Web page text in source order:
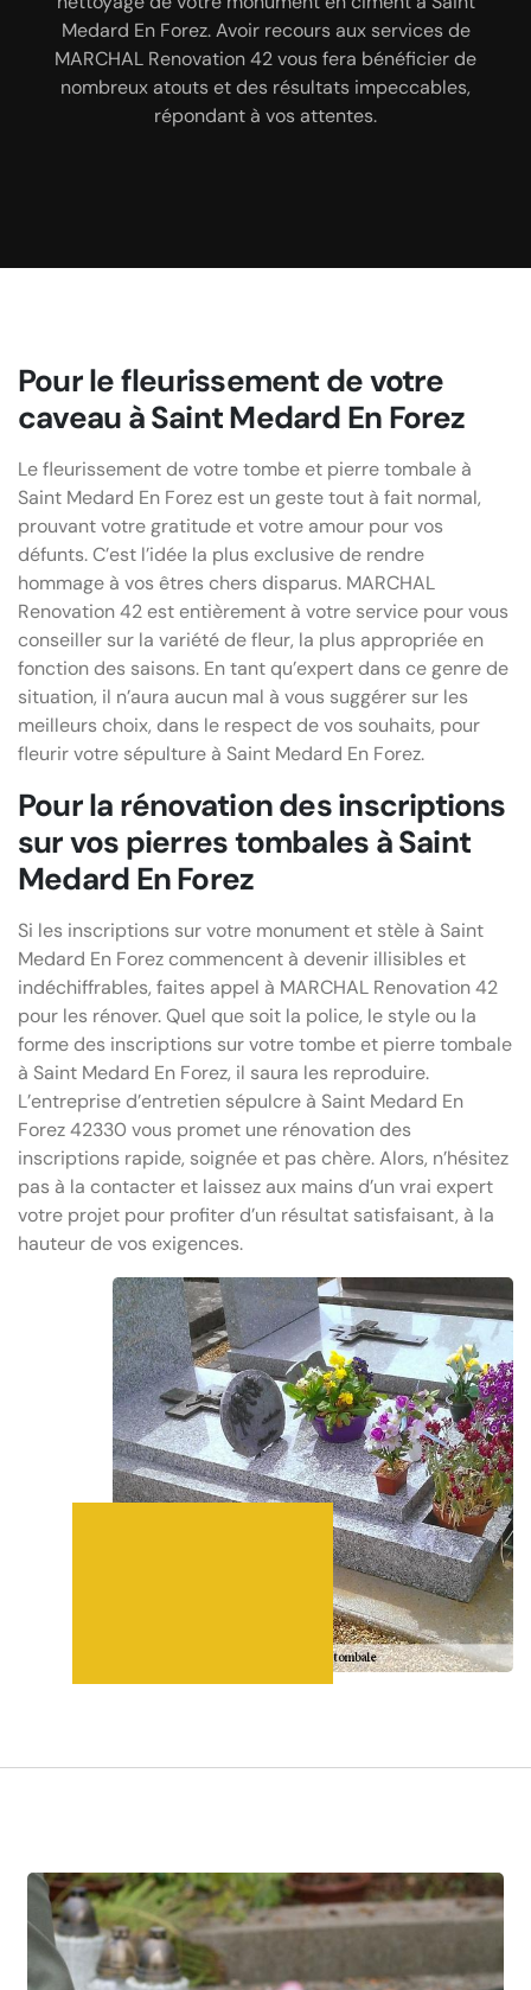
Medard En Forez. Avoir recours aux services de
MARCHAL Renovation 42 vous fera bénéficier de
nombreux atouts et des résultats impeccables,
répondant à vos attentes.
pose de bougie, rénovation de la peinture,
ramassage des feuilles mortes, rénovation des
inscriptions à Saint Medard En Forez… et comment
faire pour évoluer le tarif en votre faveur.
votre cimetière. Devis et déplacements sont offerts
!
Pour le fleurissement de votre
caveau à Saint Medard En Forez
Le fleurissement de votre tombe et pierre tombale à
Saint Medard En Forez est un geste tout à fait normal,
prouvant votre gratitude et votre amour pour vos
défunts. C’est l’idée la plus exclusive de rendre
hommage à vos êtres chers disparus. MARCHAL
Renovation 42 est entièrement à votre service pour vous
conseiller sur la variété de fleur, la plus appropriée en
fonction des saisons. En tant qu’expert dans ce genre de
situation, il n’aura aucun mal à vous suggérer sur les
meilleurs choix, dans le respect de vos souhaits, pour
fleurir votre sépulture à Saint Medard En Forez.
Pour la rénovation des inscriptions
sur vos pierres tombales à Saint
Medard En Forez
Si les inscriptions sur votre monument et stèle à Saint
Medard En Forez commencent à devenir illisibles et
indéchiffrables, faites appel à MARCHAL Renovation 42
pour les rénover. Quel que soit la police, le style ou la
forme des inscriptions sur votre tombe et pierre tombale
à Saint Medard En Forez, il saura les reproduire.
L’entreprise d’entretien sépulcre à Saint Medard En
Forez 42330 vous promet une rénovation des
inscriptions rapide, soignée et pas chère. Alors, n’hésitez
pas à la contacter et laissez aux mains d’un vrai expert
votre projet pour profiter d’un résultat satisfaisant, à la
hauteur de vos exigences.